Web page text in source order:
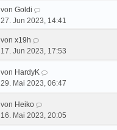
von Goldi
27. Jun 2023, 14:41
von x19h
17. Jun 2023, 17:53
von HardyK
29. Mai 2023, 06:47
von Heiko
16. Mai 2023, 20:05